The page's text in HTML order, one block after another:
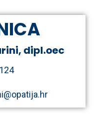
dipl.oec